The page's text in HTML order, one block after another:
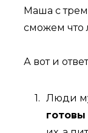
Маша с
сможем что
А вот и
Люди